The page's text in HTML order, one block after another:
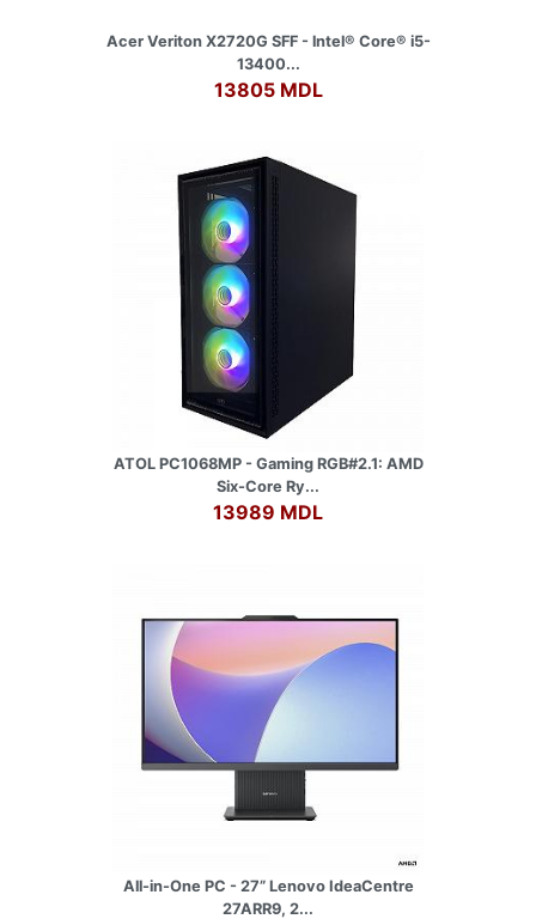
Acer Veriton X2720G SFF - lntel® Core® i5-
13400...
13805 MDL
ATOL PC1068MP - Gaming RGB#2.1: AMD
Six-Core Ry...
13989 MDL
All-in-One PC - 27” Lenovo IdeaCentre
27ARR9, 2...